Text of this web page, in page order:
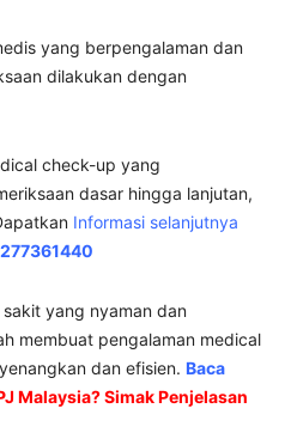
yang berpengalaman dan
dilakukan dengan
check-up yang
dasar hingga lanjutan,
Informasi selanjutnya
yang nyaman dan
membuat pengalaman medical
dan efisien. Baca
Malaysia? Simak Penjelasan